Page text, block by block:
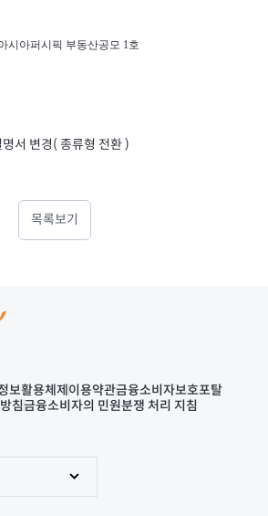
시아퍼시픽 부동산공모 1호
서 변경( 종류형 전환 )
목록보기
보활용체제 이용약관금융소비자보호포탈
침금융소비자의 민원분쟁 처리 지침